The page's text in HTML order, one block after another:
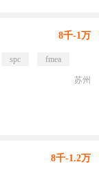
8千-1万
spc fmea
苏州
8千-1.2万